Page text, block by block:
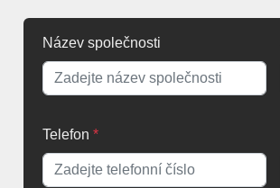
Název společnosti
Telefon *